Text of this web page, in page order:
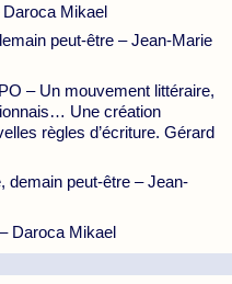
Daroca Mikael
peut-être – Jean-Marie
– Un mouvement littéraire,
Une création
règles d’écriture. Gérard
demain peut-être – Jean-
Daroca Mikael